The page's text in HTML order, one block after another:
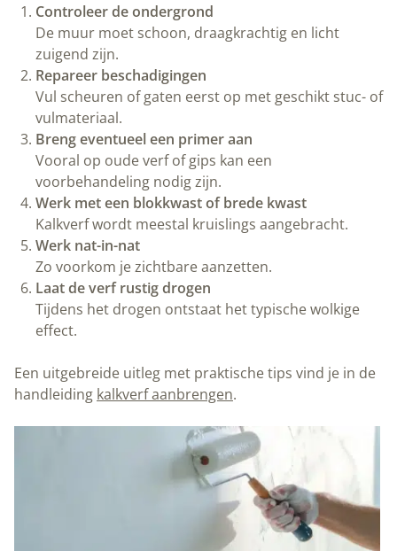
Controleer de ondergrond
De muur moet schoon, draagkrachtig en licht
zuigend zijn.
Repareer beschadigingen
Vul scheuren of gaten eerst op met geschikt stuc- of
vulmateriaal.
Breng eventueel een primer aan
Vooral op oude verf of gips kan een
voorbehandeling nodig zijn.
Werk met een blokkwast of brede kwast
Kalkverf wordt meestal kruislings aangebracht.
Werk nat-in-nat
Zo voorkom je zichtbare aanzetten.
Laat de verf rustig drogen
Tijdens het drogen ontstaat het typische wolkige
effect.
Een uitgebreide uitleg met praktische tips vind je in de
handleiding kalkverf aanbrengen.